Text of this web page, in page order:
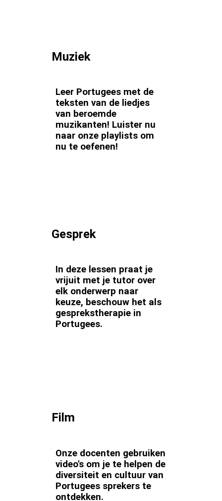
Muziek
Leer Portugees met de
teksten van de liedjes
van beroemde
muzikanten! Luister nu
naar onze playlists om
nu te oefenen!
Gesprek
In deze lessen praat je
vrijuit met je tutor over
elk onderwerp naar
keuze, beschouw het als
gesprekstherapie in
Portugees.
Film
Onze docenten gebruiken
video's om je te helpen de
diversiteit en cultuur van
Portugees sprekers te
ontdekken.